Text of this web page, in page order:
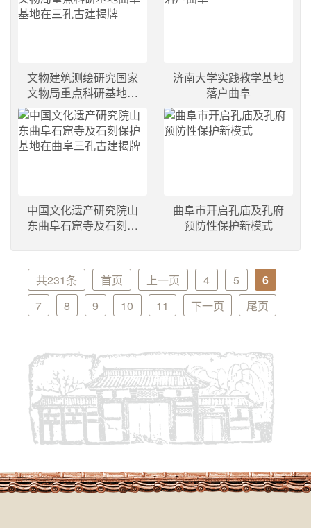
文物建筑测绘研究国家
文物局重点科研基地曲
阜基地在三孔古建揭牌
济南大学实践教学基地
落户曲阜
中国文化遗产研究院山
东曲阜石窟寺及石刻保
揭牌
曲阜市开启孔庙及孔府
预防性保护新模式
共231条 首页 上一页 4 5
6
7
8 9 10 11 下一页 尾页